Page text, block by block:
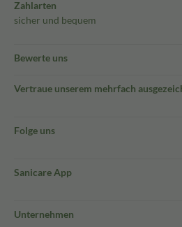
Zahlarten
sicher und bequem
Bewerte uns
Vertraue unserem mehrfach
Folge uns
Sanicare App
Unternehmen